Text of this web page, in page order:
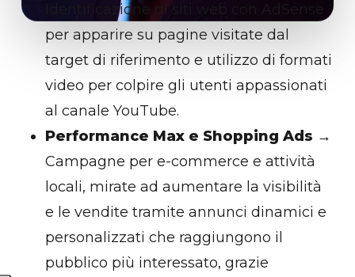
Identificazione di siti web con AdSense
per apparire su pagine visitate dal
target di riferimento e utilizzo di formati
video per colpire gli utenti appassionati
al canale YouTube.
Performance Max e Shopping Ads →
Campagne per e-commerce e attività
locali, mirate ad aumentare la visibilità
e le vendite tramite annunci dinamici e
personalizzati che raggiungono il
pubblico più interessato, grazie